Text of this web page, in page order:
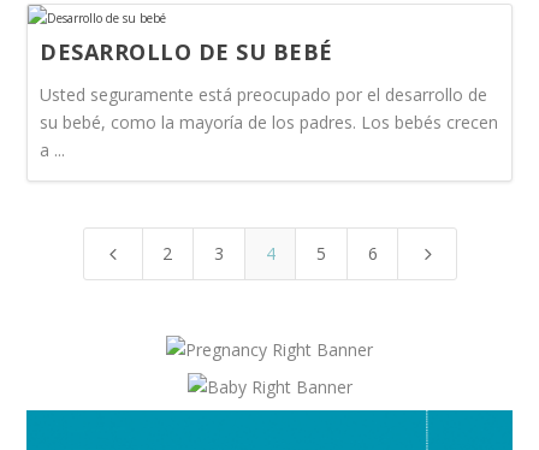
DESARROLLO DE SU BEBÉ
Usted seguramente está preocupado por el desarrollo de
su bebé, como la mayoría de los padres. Los bebés crecen
a ...
4 2 3 4 5 6 5